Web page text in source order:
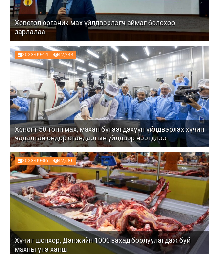
Хөвсгөл органик мах үйлдвэрлэгч аймаг болохоо
зарлалаа
2023-09-14 12,244
Хоногт 50 тонн мах, махан бүтээгдэхүүн үйлдвэрлэх хүчин
чадалтай өндөр стандартын үйлдвэр нээгдлээ
2023-09-06 12,686
Хүчит шонхор, Дэнжийн 1000 захад борлуулагдаж буй
махны үнэ ханш